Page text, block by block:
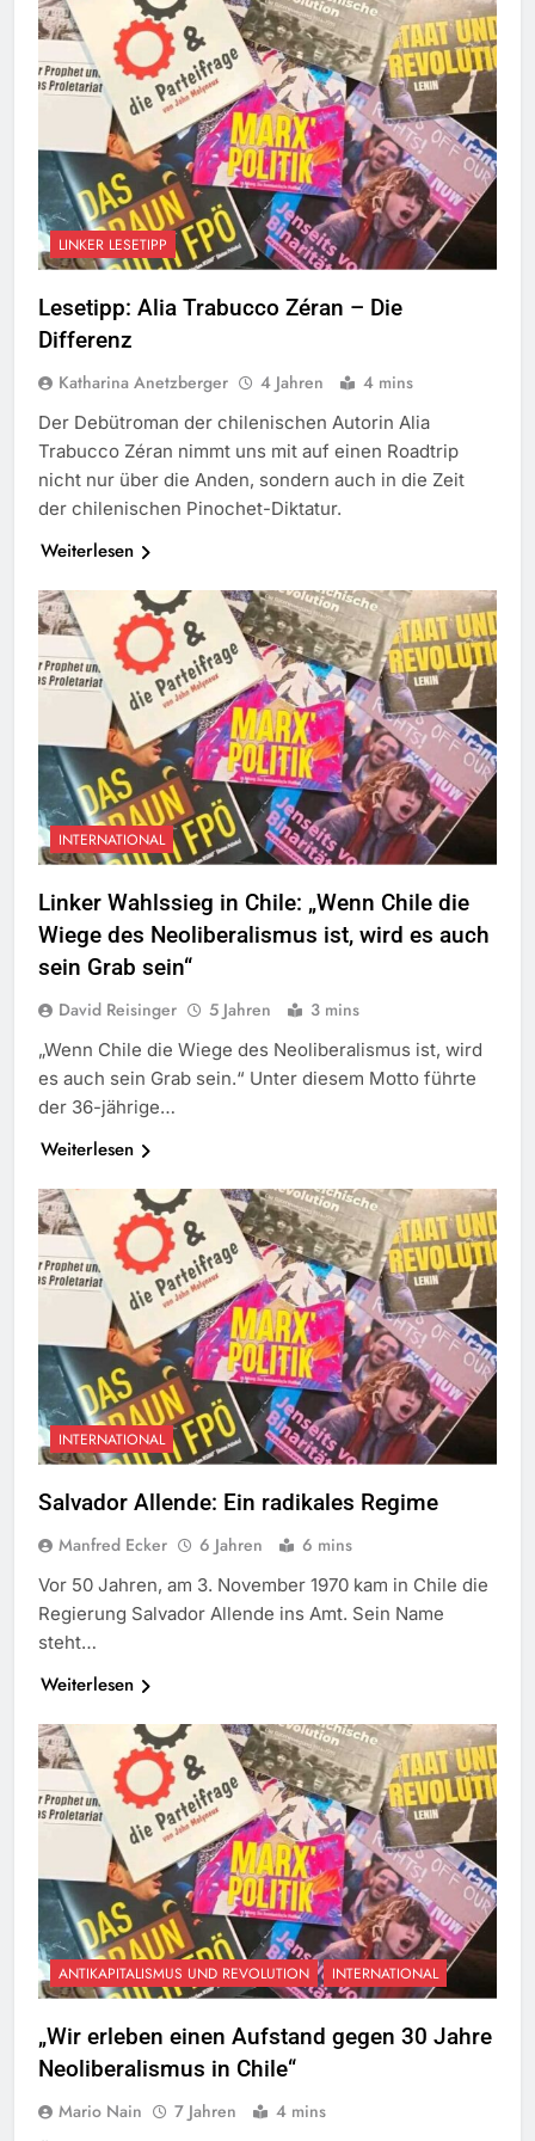
LINKER LESETIPP
Lesetipp: Alia Trabucco Zéran – Die
Differenz
Katharina Anetzberger 4 Jahren 4 mins
Der Debütroman der chilenischen Autorin Alia
Trabucco Zéran nimmt uns mit auf einen Roadtrip
nicht nur über die Anden, sondern auch in die Zeit
der chilenischen Pinochet-Diktatur.
Weiterlesen
INTERNATIONAL
Linker Wahlssieg in Chile: „Wenn Chile die
Wiege des Neoliberalismus ist, wird es auch
sein Grab sein“
David Reisinger 5 Jahren 3 mins
„Wenn Chile die Wiege des Neoliberalismus ist, wird
es auch sein Grab sein.“ Unter diesem Motto führte
der 36-jährige…
Weiterlesen
INTERNATIONAL
Salvador Allende: Ein radikales Regime
Manfred Ecker 6 Jahren 6 mins
Vor 50 Jahren, am 3. November 1970 kam in Chile die
Regierung Salvador Allende ins Amt. Sein Name
steht…
Weiterlesen
ANTIKAPITALISMUS UND REVOLUTION INTERNATIONAL
„Wir erleben einen Aufstand gegen 30 Jahre
Neoliberalismus in Chile“
Mario Nain 7 Jahren 4 mins